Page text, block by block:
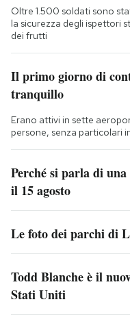
Oltre 1.500 soldati sono
la sicurezza degli ispettori
dei frutti
Il primo giorno di
tranquillo
Erano attivi in sette
persone, senza particolari
Perché si parla di
il 15 agosto
Le foto dei parchi di
Todd Blanche è il
Stati Uniti